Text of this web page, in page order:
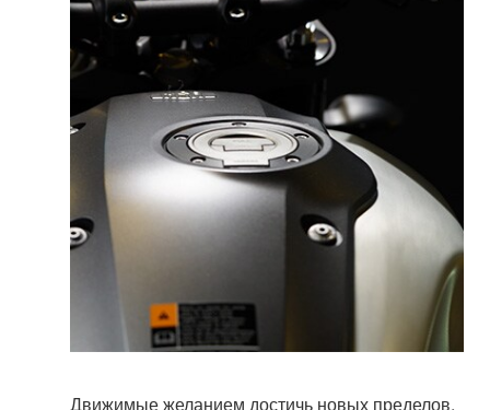
Движимые желанием достичь новых пределов,